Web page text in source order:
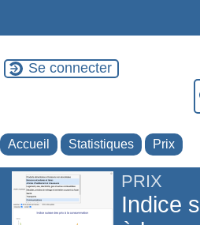
Se connecter
Accueil Statistiques Prix
PRIX
Indice